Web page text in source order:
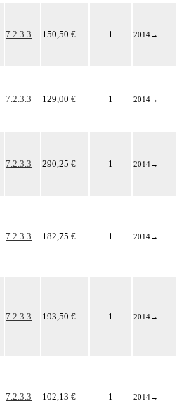
7.2.3.3 150,50 € 1 2014→
7.2.3.3 129,00 € 1 2014→
7.2.3.3 290,25 € 1 2014→
7.2.3.3 182,75 € 1 2014→
7.2.3.3 193,50 € 1 2014→
7.2.3.3 102,13 € 1 2014→